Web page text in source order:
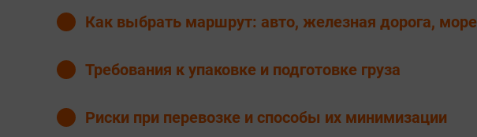
Как выбрать маршрут: авто, железная дорога, море
Требования к упаковке и подготовке груза
Риски при перевозке и способы их минимизации